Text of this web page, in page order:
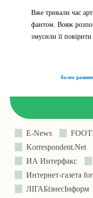
Вже тривали час
фантом. Вояж
змусили її
более
E-News
Korrespondent.Net
ИА Интерфакс
Интернет-газета
ЛIГАБiзнесIнформ